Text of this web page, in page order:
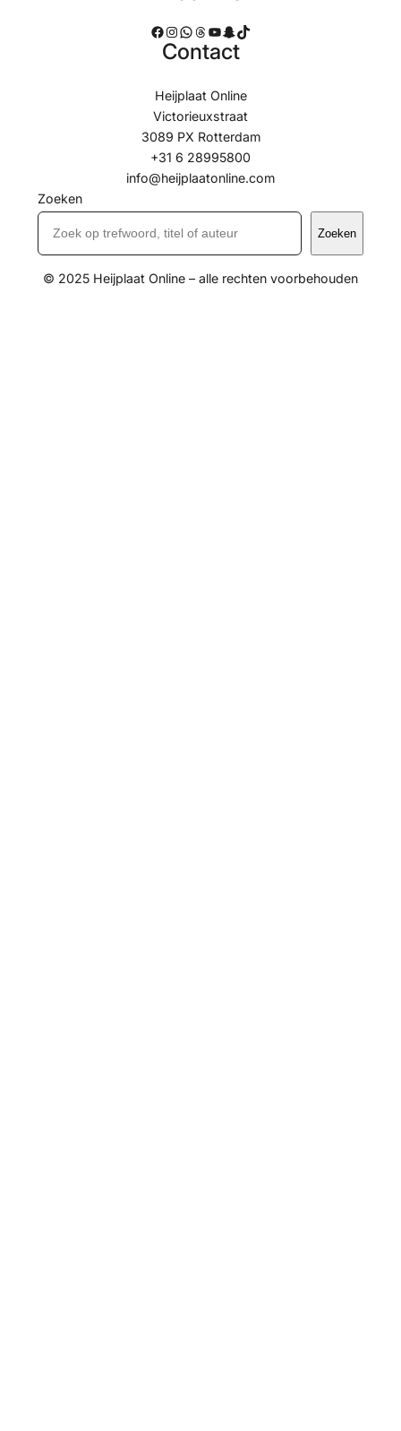
Facebook Instagram WhatsApp Threads YouTube Snapchat TikTok
Contact
Heijplaat Online
Victorieuxstraat
3089 PX Rotterdam
+31 6 28995800
info@heijplaatonline.com
Zoeken
Zoeken
© 2025 Heijplaat Online – alle rechten voorbehouden